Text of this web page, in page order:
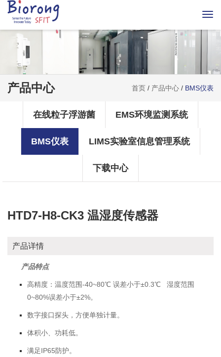
产品中心 首页 / 产品中心 / BMS仪表
在线粒子浮游菌 EMS环境监测系统
BMS仪表 LIMS实验室信息管理系统
下载中心
HTD7-H8-CK3 温湿度传感器
产品详情
产品特点
高精度：温度范围-40~80℃ 误差小于±0.3℃ 湿度范围
0~80%误差小于±2%。
数字接口探头，方便单独计量。
体积小、功耗低。
满足IP65防护。